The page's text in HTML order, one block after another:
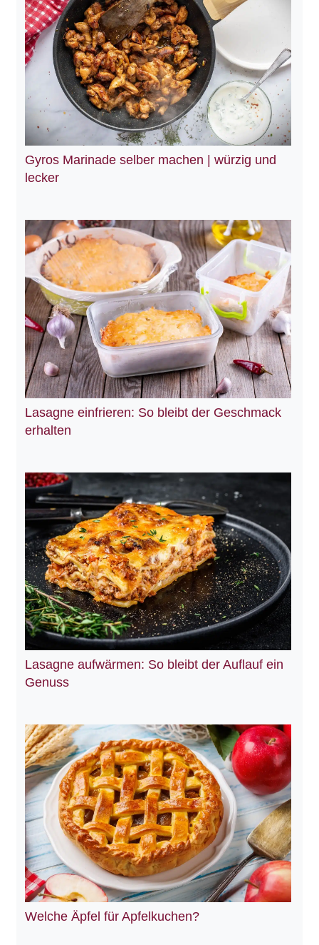
Gyros Marinade selber machen | würzig und
lecker
Lasagne einfrieren: So bleibt der Geschmack
erhalten
Lasagne aufwärmen: So bleibt der Auflauf ein
Genuss
Welche Äpfel für Apfelkuchen?